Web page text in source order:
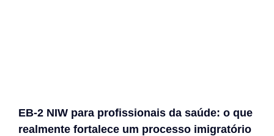
EB-2 NIW para profissionais da saúde: o que
realmente fortalece um processo imigratório